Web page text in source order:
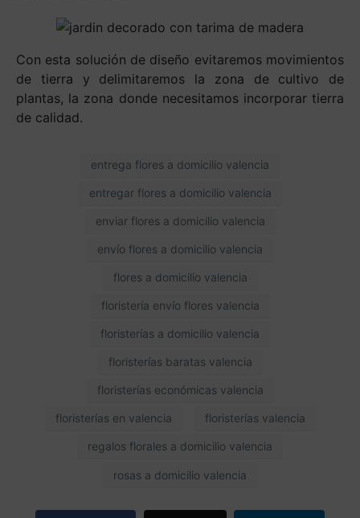
Con esta solución de diseño evitaremos movimientos
de tierra y delimitaremos la zona de cultivo de
plantas, la zona donde necesitamos incorporar tierra
de calidad.
entrega flores a domicilio valencia
entregar flores a domicilio valencia
enviar flores a domicilio valencia
envío flores a domicilio valencia
flores a domicilio valencia
floristería envío flores valencia
floristerías a domicilio valencia
floristerías baratas valencia
floristerías económicas valencia
floristerías en valencia floristerías valencia
regalos florales a domicilio valencia
rosas a domicilio valencia